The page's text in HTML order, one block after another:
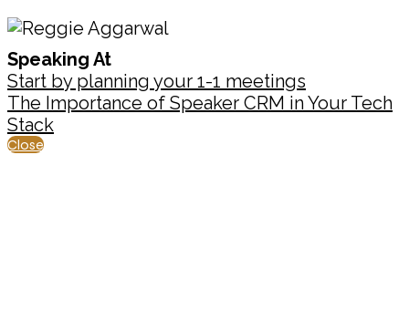
Speaking At
Start by planning your 1-1 meetings
The Importance of Speaker CRM in Your Tech
Stack
Close